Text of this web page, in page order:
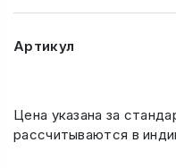
Артикул
Цена указана за
рассчитываются в